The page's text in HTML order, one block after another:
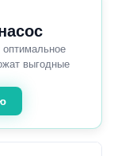
выгодные